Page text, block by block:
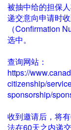
被抽中给的担保
递交意向申请时
（Confirmation
选中。
查询网站：
https://
citizenship/
sponsorship/
收到邀请后，将
法在60天之内递